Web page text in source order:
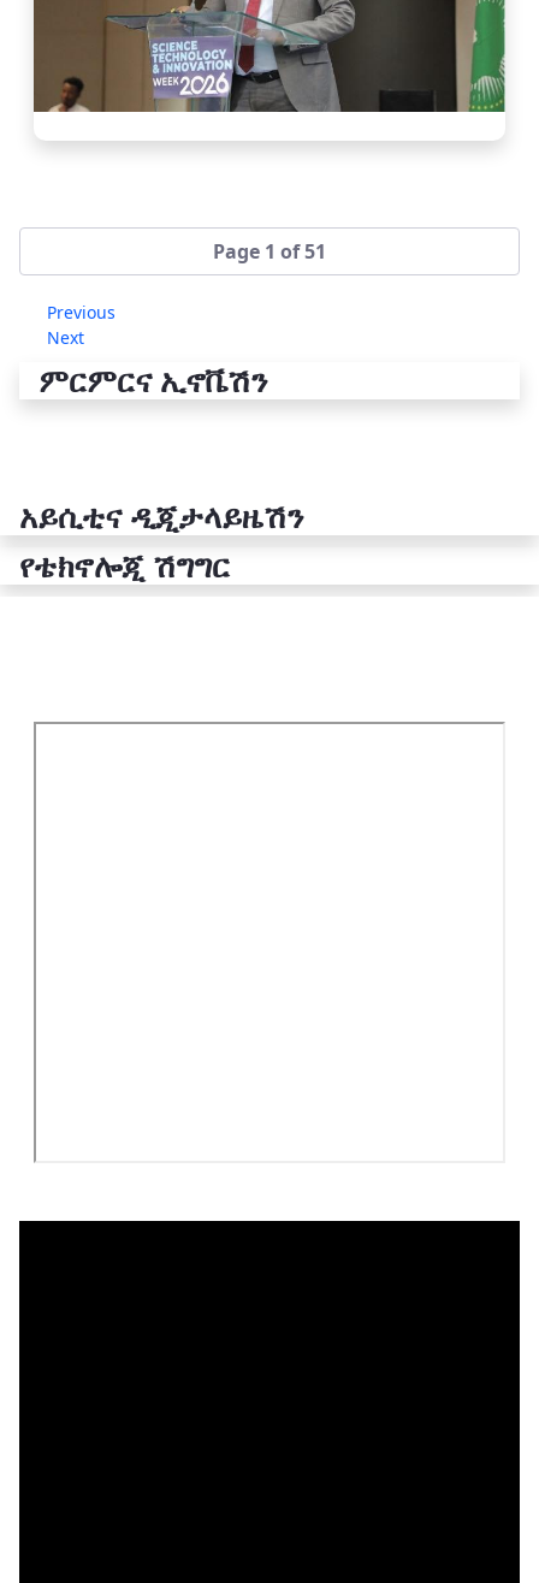
Page 1 of 51
Next
ምርምርና ኢኖቬሽን
የቴክኖሎጂ ሽግግር